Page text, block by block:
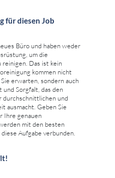
für diesen Job
Büro und haben weder
um die
reinigen. Das ist kein
kommen nicht
erwarten, sondern auch
Sorgfalt, das den
durchschnittlichen und
ausmacht. Geben Sie
Ihre genauen
mit den besten
Aufgabe verbunden.